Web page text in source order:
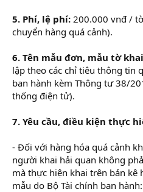
5. Phí, lệ phí: 200.000 vnđ /
chuyển hàng quá cảnh).
6. Tên mẫu đơn, mẫu tờ khai
lập theo các chỉ tiêu thông tin
ban hành kèm Thông tư 38/
thống điện tử).
7. Yêu cầu, điều kiện thực
- Đối với hàng hóa quá cảnh
người khai hải quan không
mà thực hiện khai trên bản kê
mẫu do Bộ Tài chính ban